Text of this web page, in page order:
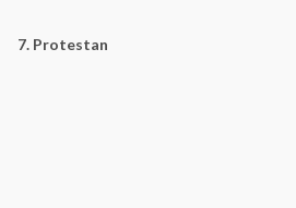
7. Protestan